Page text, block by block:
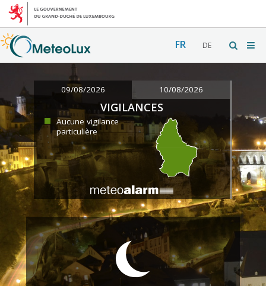
FR DE
09/08/2026 10/08/2026
VIGILANCES
Aucune vigilance
particulière